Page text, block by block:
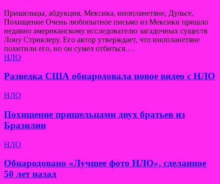
Пришельцы, абдукция, Мексика, инопланетяне, Дульсе,
Похищение Очень любопытное письмо из Мексики пришло
недавно американскому исследователю загадочных существ
Лону Стриклеру. Его автор утверждает, что инопланетяне
похитили его, но он сумел отбиться.…
НЛО
Разведка США обнародовала новое видео с НЛО
НЛО
Похищение пришельцами двух братьев из
Бразилии
НЛО
Обнародовано «Лучшее фото НЛО», сделанное
50 лет назад